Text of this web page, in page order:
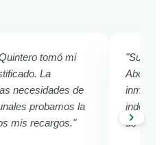
tomó mi
La
necesidades de
probamos la
mis recargos."
"Sufría
de
chevron_right